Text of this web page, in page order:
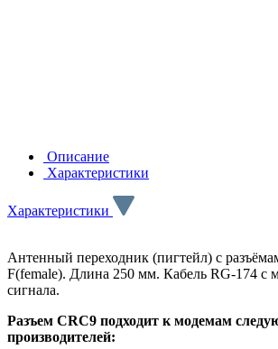
Описание
Характеристики
Характеристики
Антенный переходник (пигтейл) с
F(female). Длина 250 мм. Кабель RG-174 с
сигнала.
Разъем CRC9 подходит к модемам
производителей: